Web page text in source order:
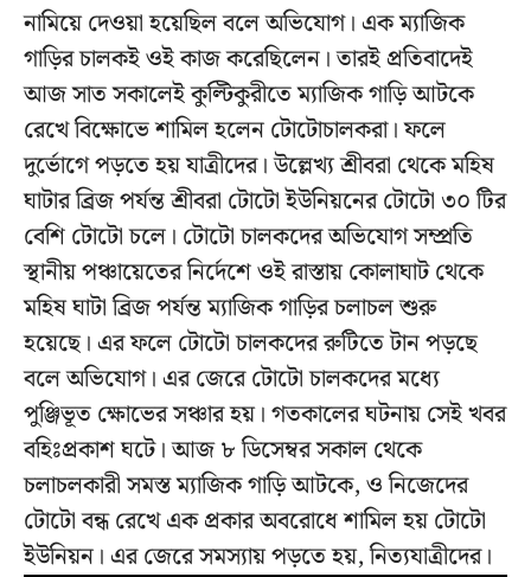
নামিয়ে দেওয়া হয়েছিল বলে অভিযোগ। এক ম্যাজিক
গাড়ির চালকই ওই কাজ করেছিলেন। তারই প্রতিবাদেই
আজ সাত সকালেই কুল্টিকুরীতে ম্যাজিক গাড়ি আটকে
রেখে বিক্ষোভে শামিল হলেন টোটোচালকরা। ফলে
দুর্ভোগে পড়তে হয় যাত্রীদের। উল্লেখ্য শ্রীবরা থেকে মহিষ
ঘাটার ব্রিজ পর্যন্ত শ্রীবরা টোটো ইউনিয়নের টোটো ৩০ টির
বেশি টোটো চলে। টোটো চালকদের অভিযোগ সম্প্রতি
স্থানীয় পঞ্চায়েতের নির্দেশে ওই রাস্তায় কোলাঘাট থেকে
মহিষ ঘাটা ব্রিজ পর্যন্ত ম্যাজিক গাড়ির চলাচল শুরু
হয়েছে। এর ফলে টোটো চালকদের রুটিতে টান পড়ছে
বলে অভিযোগ। এর জেরে টোটো চালকদের মধ্যে
পুঞ্জিভূত ক্ষোভের সঞ্চার হয়। গতকালের ঘটনায় সেই খবর
বহিঃপ্রকাশ ঘটে। আজ ৮ ডিসেম্বর সকাল থেকে
চলাচলকারী সমস্ত ম্যাজিক গাড়ি আটকে, ও নিজেদের
টোটো বন্ধ রেখে এক প্রকার অবরোধে শামিল হয় টোটো
ইউনিয়ন। এর জেরে সমস্যায় পড়তে হয়, নিত্যযাত্রীদের।